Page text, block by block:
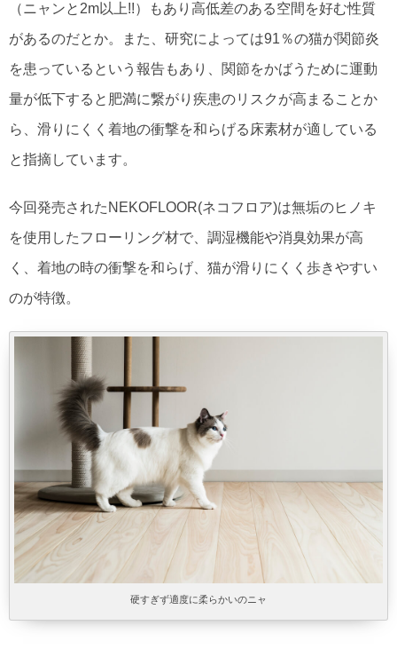
（ニャンと2m以上!!）もあり高低差のある空間を好む性質
があるのだとか。また、研究によっては91％の猫が関節炎
を患っているという報告もあり、関節をかばうために運動
量が低下すると肥満に繋がり疾患のリスクが高まることか
ら、滑りにくく着地の衝撃を和らげる床素材が適している
と指摘しています。
今回発売されたNEKOFLOOR(ネコフロア)は無垢のヒノキ
を使用したフローリング材で、調湿機能や消臭効果が高
く、着地の時の衝撃を和らげ、猫が滑りにくく歩きやすい
のが特徴。
硬すぎず適度に柔らかいのニャ